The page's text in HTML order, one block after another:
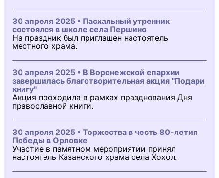
30 апреля 2025 • Пасхальный утренник
состоялся в школе села Першино
На праздник был приглашен настоятель
местного храма.
30 апреля 2025 • В Воронежской епархии
завершилась благотворительная акция "Подари
книгу"
Акция проходила в рамках празднования Дня
православной книги.
30 апреля 2025 • Торжества в честь 80-летия
Победы в Орловке
Участие в памятном мероприятии принял
настоятель Казанского храма села Хохол.